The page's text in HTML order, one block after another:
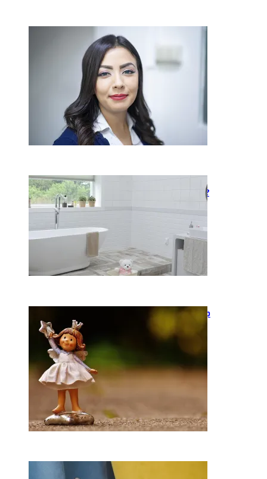
Kaip miegamojo atmosfera
veikia odos senėjimą?
2026-06-01
neįgaliojo vežimėliui vonią?
2026-05-12
Keramika kasdienybėje: kaip
požiūrį į namų estetiką
Ką daryti, kad katė